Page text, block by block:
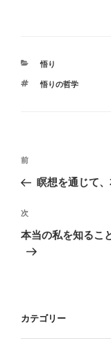
カ
ゴ
悟り
タ
悟りの哲学
投
ナ
ビ
ゲ
ー
前
の
稿
前
瞑想を通じて
次
の
次
本当の私を知るこ
カテゴリー